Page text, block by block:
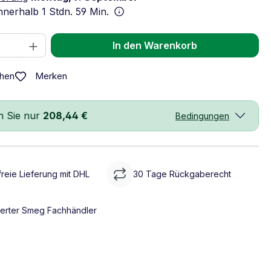
1 Stdn. 59 Min.
Anzahl: Gib den gewünschten Wert
In den Warenkorb
Merken
Sie nur 208,44 € Bedingungen
Lieferung mit DHL 30 Tage Rückgaberecht
Smeg Fachhändler